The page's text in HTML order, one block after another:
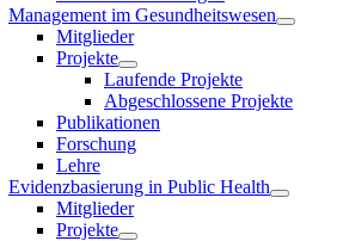
Management im Gesundheitswesen
Mitglieder
Projekte
Laufende Projekte
Abgeschlossene Projekte
Publikationen
Forschung
Lehre
Evidenzbasierung in Public Health
Mitglieder
Projekte